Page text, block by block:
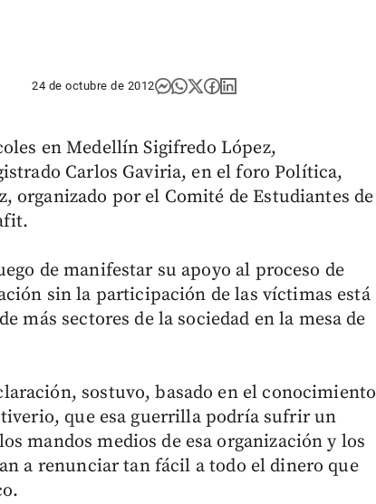
24 de octubre de 2012
en Medellín Sigifredo López,
Carlos Gaviria, en el foro Política,
organizado por el Comité de Estudiantes de
de manifestar su apoyo al proceso de
sin la participación de las víctimas está
más sectores de la sociedad en la mesa de
sostuvo, basado en el conocimiento
que esa guerrilla podría sufrir un
mandos medios de esa organización y los
a renunciar tan fácil a todo el dinero que